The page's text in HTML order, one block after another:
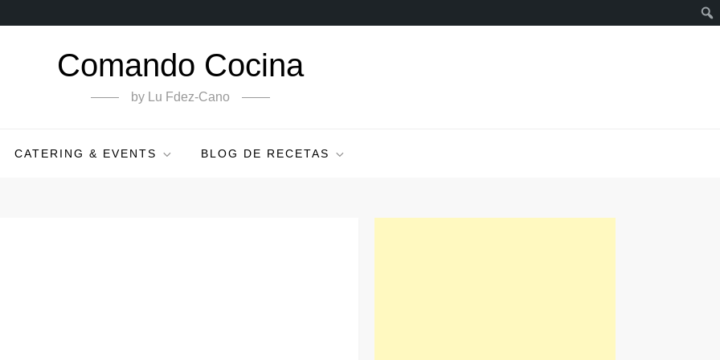
Comando Cocina
by Lu Fdez-Cano
CATERING & EVENTS BLOG DE RECETAS